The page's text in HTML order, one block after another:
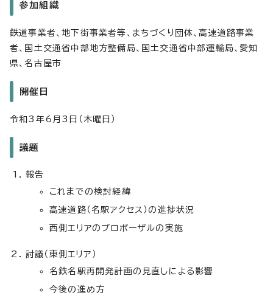
参加組織
鉄道事業者、地下街事業者等、まちづくり団体、高速道路事業
者、国土交通省中部地方整備局、国土交通省中部運輸局、愛知
県、名古屋市
開催日
令和3年6月3日（木曜日）
議題
報告
これまでの検討経緯
高速道路（名駅アクセス）の進捗状況
西側エリアのプロポーザルの実施
討議（東側エリア）
名鉄名駅再開発計画の見直しによる影響
今後の進め方